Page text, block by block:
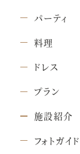
パーティ
料理
ドレス
プラン
施設紹介
フォトガイ